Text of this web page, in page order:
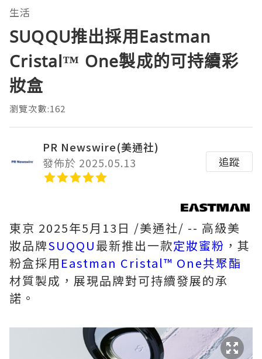
生活
SUQQU推出採用Eastman
Cristal™ One製成的可持續彩
妝盒
瀏覽次數:162
PR Newswire(美通社)
發佈於 2025.05.13
追蹤
東京 2025年5月13日 /美通社/ -- 高級美
妝品牌SUQQU最新推出一款定妝蜜粉 ，其
粉盒採用 Eastman Cristal™ One共聚酯
材質製成，展現品牌對可持續發展的承
諾。